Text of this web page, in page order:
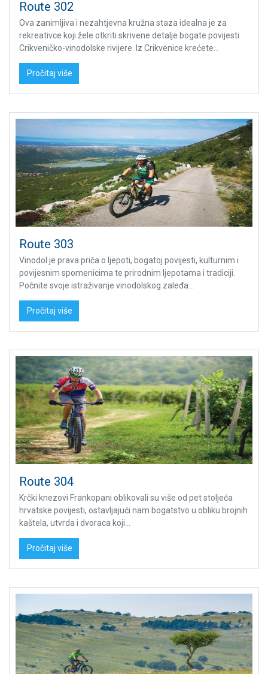
Route 302
Ova zanimljiva i nezahtjevna kružna staza idealna je za
rekreativce koji žele otkriti skrivene detalje bogate povijesti
Crikveničko-vinodolske rivijere. Iz Crikvenice krećete...
Pročitaj više
Route 303
Vinodol je prava priča o ljepoti, bogatoj povijesti, kulturnim i
povijesnim spomenicima te prirodnim ljepotama i tradiciji.
Počnite svoje istraživanje vinodolskog zaleđa...
Pročitaj više
Route 304
Krčki knezovi Frankopani oblikovali su više od pet stoljeća
hrvatske povijesti, ostavljajući nam bogatstvo u obliku brojnih
kaštela, utvrda i dvoraca koji...
Pročitaj više